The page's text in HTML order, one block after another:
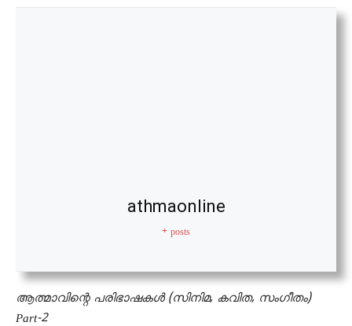
athmaonline
+ posts
ആത്മാവിന്റെ പരിഭാഷകള്‍ (സിനിമ, കവിത, സംഗീതം)
Part-2